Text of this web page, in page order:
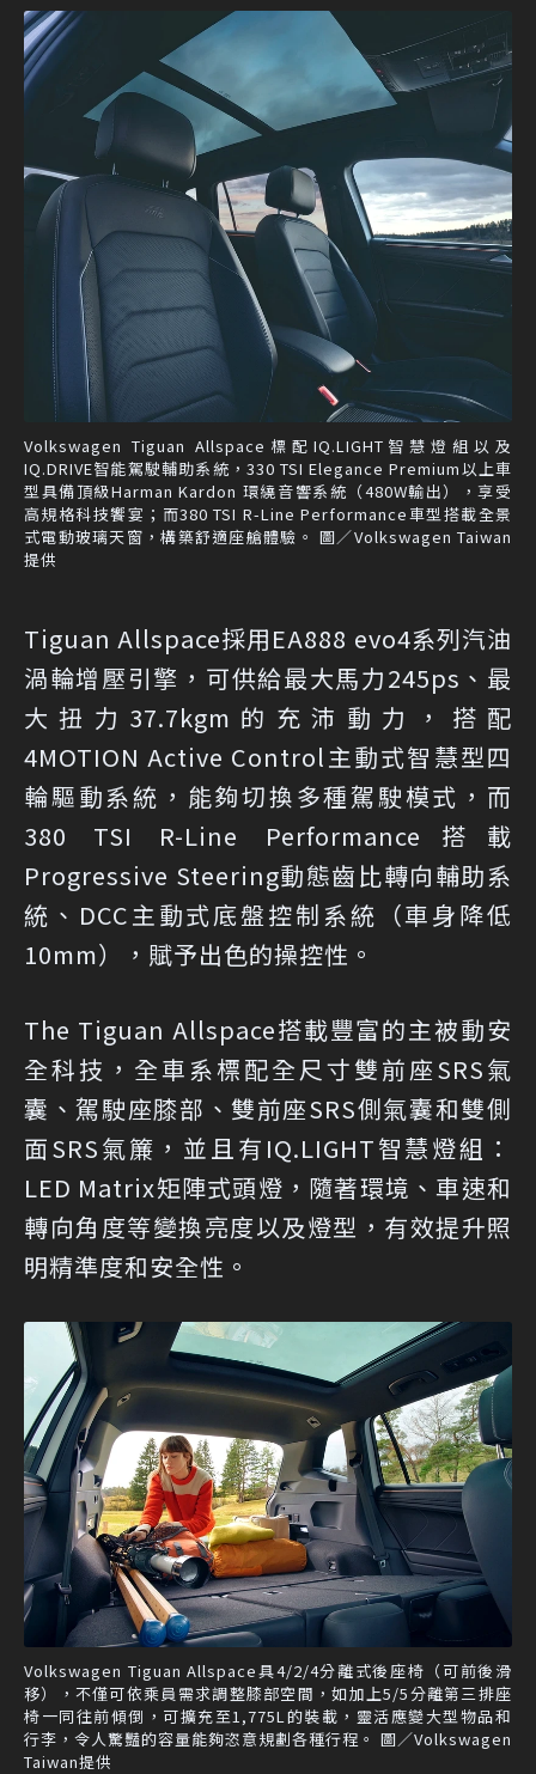
Volkswagen Tiguan Allspace標配IQ.LIGHT智慧燈組以及
IQ.DRIVE智能駕駛輔助系統，330 TSI Elegance Premium以上車
型具備頂級Harman Kardon 環繞音響系統（480W輸出），享受
高規格科技饗宴；而380 TSI R-Line Performance車型搭載全景
式電動玻璃天窗，構築舒適座艙體驗。 圖／Volkswagen Taiwan
提供
Tiguan Allspace採用EA888 evo4系列汽油
渦輪增壓引擎，可供給最大馬力245ps、最
大扭力37.7kgm的充沛動力，搭配
4MOTION Active Control主動式智慧型四
輪驅動系統，能夠切換多種駕駛模式，而
380 TSI R-Line Performance搭載
Progressive Steering動態齒比轉向輔助系
統、DCC主動式底盤控制系統（車身降低
10mm），賦予出色的操控性。
The Tiguan Allspace搭載豐富的主被動安
全科技，全車系標配全尺寸雙前座SRS氣
囊、駕駛座膝部、雙前座SRS側氣囊和雙側
面SRS氣簾，並且有IQ.LIGHT智慧燈組：
LED Matrix矩陣式頭燈，隨著環境、車速和
轉向角度等變換亮度以及燈型，有效提升照
明精準度和安全性。
Volkswagen Tiguan Allspace具4/2/4分離式後座椅（可前後滑
移），不僅可依乘員需求調整膝部空間，如加上5/5分離第三排座
椅一同往前傾倒，可擴充至1,775L的裝載，靈活應變大型物品和
行李，令人驚豔的容量能夠恣意規劃各種行程。 圖／Volkswagen
Taiwan提供